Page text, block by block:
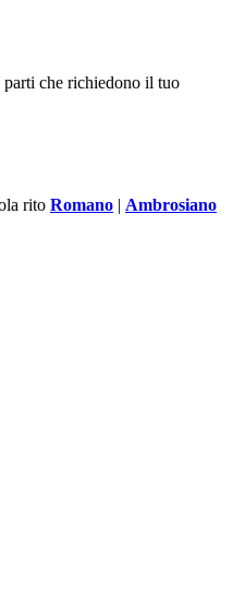
che richiedono il tuo
rito Romano | Ambrosiano